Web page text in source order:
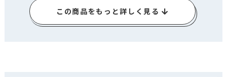
この商品をもっと詳しく見る